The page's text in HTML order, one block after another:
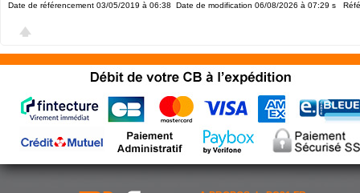
Date de référencement 03/05/2019 à 06:38 Date de modification 06/08/2026 à 07:29 s